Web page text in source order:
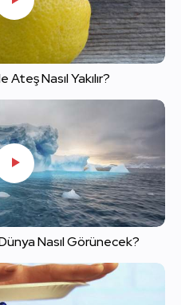
Nasıl Yakılır?
Nasıl Görünecek?